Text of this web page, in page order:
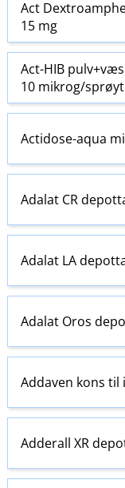
Act
15 mg
Act-HIB
10 mikrog/
Actidose-aqua
Adalat CR
Adalat LA
Adalat Oros
Addaven kons til
Adderall XR